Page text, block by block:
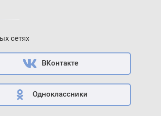
сетях
ВКонтакте
Одноклассники